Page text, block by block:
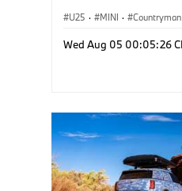
U25 · MINI · Countryman
Wed Aug 05 00:05:26